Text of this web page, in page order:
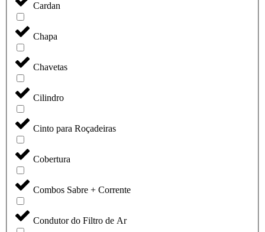
Cardan
Chapa
Chavetas
Cilindro
Cinto para Roçadeiras
Cobertura
Combos Sabre + Corrente
Condutor do Filtro de Ar